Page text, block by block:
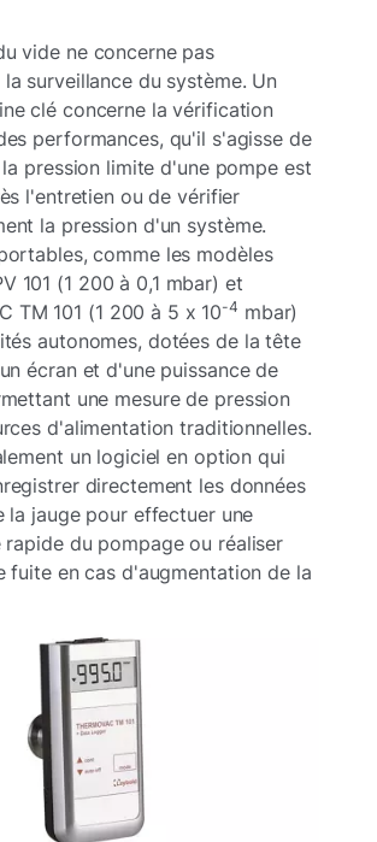
vide ne concerne pas
surveillance du système. Un
clé concerne la vérification
performances, qu'il s'agisse de
pression limite d'une pompe est
l'entretien ou de vérifier
la pression d'un système.
comme les modèles
101 (1 200 à 0,1 mbar) et
TM 101 (1 200 à 5 x 10-4 mbar)
autonomes, dotées de la tête
écran et d'une puissance de
une mesure de pression
d'alimentation traditionnelles.
un logiciel en option qui
directement les données
la jauge pour effectuer une
rapide du pompage ou réaliser
fuite en cas d'augmentation de la